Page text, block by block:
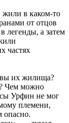
жили в каком-то
от отцов
легенды, а затем
частях
их жилища?
Чем можно
Урфин не мог
племени,
опасно.